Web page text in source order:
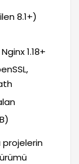
8.1+)
1.18+
projelerin